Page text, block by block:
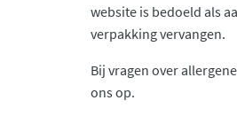
website is bedoeld als
verpakking vervangen.
Bij vragen over
ons op.